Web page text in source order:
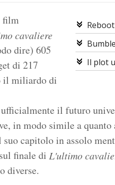
Il plot
film
cavaliere
dire) 605
di 217
il miliardo di
il futuro
in modo simile a quanto
capitolo in assolo
finale di L'ultimo
diverse.